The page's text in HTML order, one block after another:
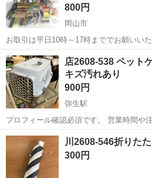
800円
岡山市
お取引は平日10時～17時まででお願いい
しておりません。 日用品のまとめになります。 写真に写っているもの
が全てです。 長期保管品もありますので、 パッケージに多少の傷、汚
れがあ...
岡山 岡山市
店2608-538 ペッ
キズ汚れあり
900円
弥生駅
プロフィール確認必須です。 営業時間や注意
⚠️ 当店はリサイクルショップの為、原則
対応は致しかねます。 家電等に関しまし
商品の不備や故障があっ...
岡山 倉敷市 その他
川2608-546折りた
300円